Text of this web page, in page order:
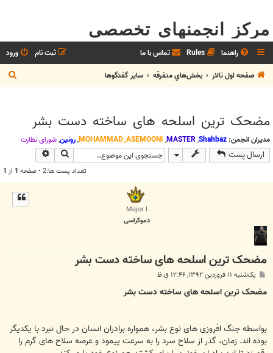
مرکز انجمنهای تخصصی
راهنما Rules تماس با ما ورود
ثبت نام
صفحه اول تالار
بخش‌‌هاي متفرقه ساير گفتگوها
س
مضحک ترین اسلحه های ساخته دست بشر
مدیران انجمن: Shahbaz
,
MASTER
,
MOHAMMAD_ASEMOONI
,رونین,شوراي نظارت
ارسال پست جستجو
تعداد پست ها:2 • صفحه 1 از 1
Major I
دموکراسی
مضحک ترین اسلحه های ساخته دست بشر
ت
یک‌شنبه ۱۱ فروردین ۱۳۹۲, ۱۲:۴۶ ق.ظ
مضحک ترین اسلحه های ساخته دست بشر
بواسطه جنگ افروزی های نوع بشر، همواره برادران انسان در حال نبرد با یکدیگر
بوده اند. زمان، گذر از سلاح سرد را به سرعت پیمود و عرصه سلاح های گرم را